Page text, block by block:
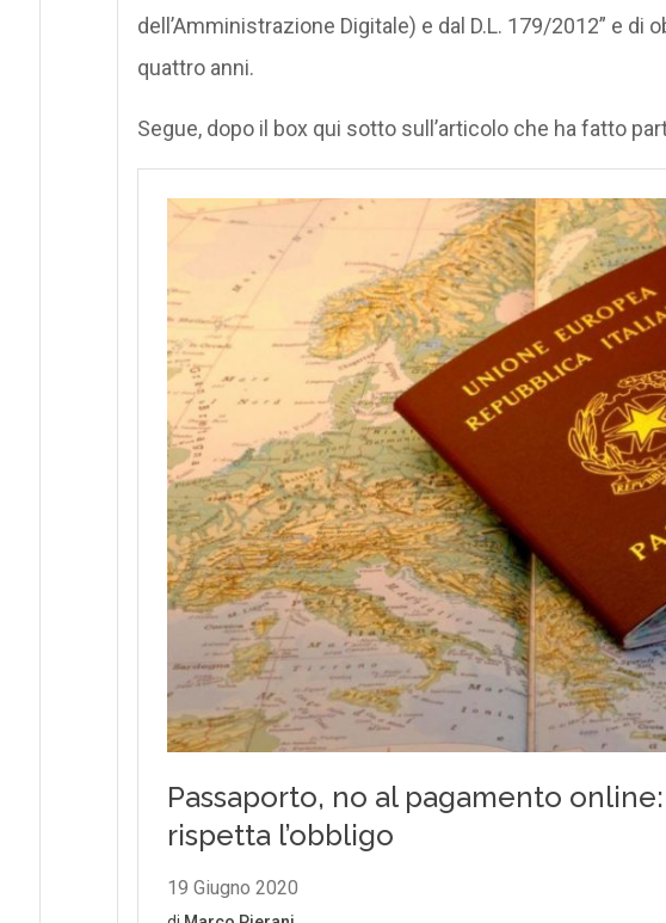
dell’Amministrazione Digitale) e dal D.L. 179/2012” e di
quattro anni.
Segue, dopo il box qui sotto sull’articolo che ha fatto